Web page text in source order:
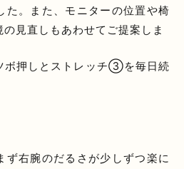
た。また、モニターの位置や椅
見直しもあわせてご提案しま
ボ押しとストレッチ③を毎日続
ず右腕のだるさが少しずつ楽に